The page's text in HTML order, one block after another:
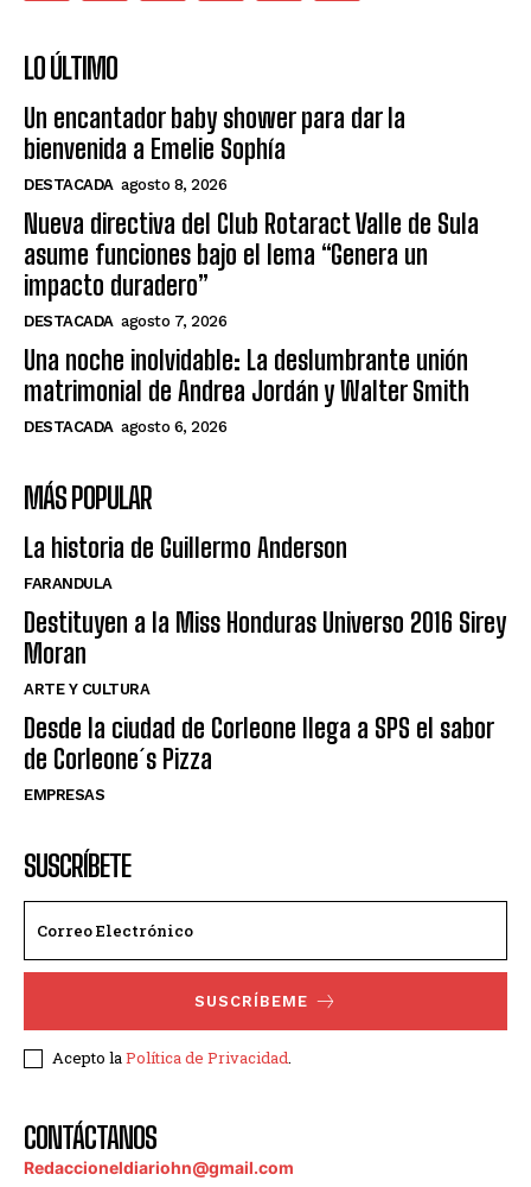
LO ÚLTIMO
Un encantador baby shower para dar la
bienvenida a Emelie Sophía
DESTACADA agosto 8, 2026
Nueva directiva del Club Rotaract Valle de Sula
asume funciones bajo el lema “Genera un
impacto duradero”
DESTACADA agosto 7, 2026
Una noche inolvidable: La deslumbrante unión
matrimonial de Andrea Jordán y Walter Smith
DESTACADA agosto 6, 2026
MÁS POPULAR
La historia de Guillermo Anderson
FARANDULA
Destituyen a la Miss Honduras Universo 2016 Sirey
Moran
ARTE Y CULTURA
Desde la ciudad de Corleone llega a SPS el sabor
de Corleone´s Pizza
EMPRESAS
SUSCRÍBETE
SUSCRÍBEME
Acepto laPolítica de Privacidad.
CONTÁCTANOS
Redaccioneldiariohn@gmail.com